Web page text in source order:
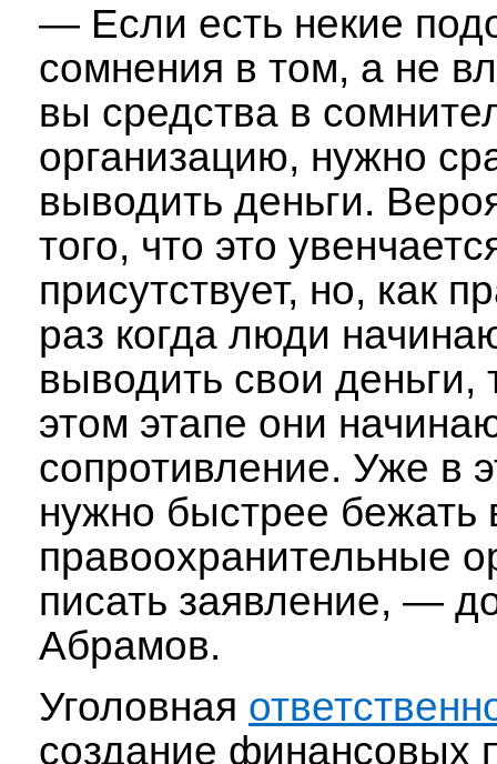
— Если есть некие
сомнения в том, а не
вы средства в
организацию, нужно
выводить деньги.
того, что это
присутствует, но, как
раз когда люди
выводить свои деньги,
этом этапе они
сопротивление. Уже в
нужно быстрее бежать
правоохранительные
писать заявление, —
Абрамов.
Уголовная
создание финансовых